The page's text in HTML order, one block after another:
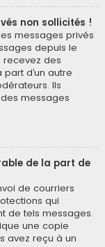
non sollicités !
messages privés
depuis le
recevez des
d’un autre
Ils
messages
de la part de
de courriers
qui
de tels messages.
une copie
avez reçu à un